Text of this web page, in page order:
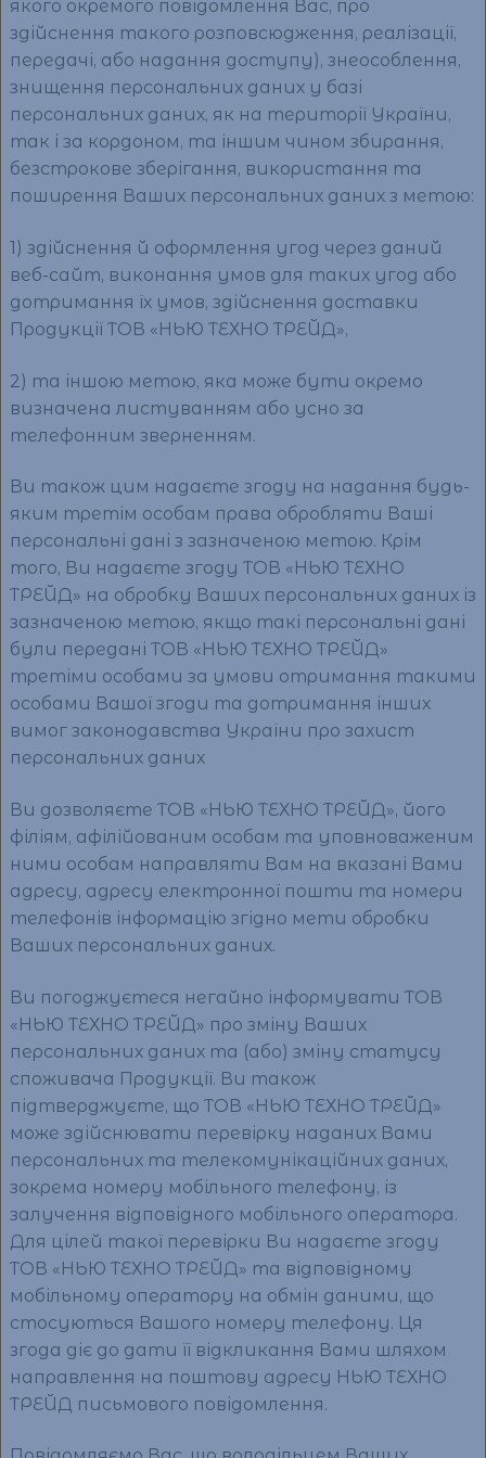
якого окремого повідомлення Вас, про
здійснення такого розповсюдження, реалізації,
передачі, або надання доступу), знеособлення,
знищення персональних даних у базі
персональних даних, як на території України,
так і за кордоном, та іншим чином збирання,
безстрокове зберігання, використання та
поширення Ваших персональних даних з метою:
1) здійснення й оформлення угод через даний
веб-сайт, виконання умов для таких угод або
дотримання їх умов, здійснення доставки
Продукції ТОВ «НЬЮ ТЕХНО ТРЕЙД»,
2) та іншою метою, яка може бути окремо
визначена листуванням або усно за
телефонним зверненням.
Ви також цим надаєте згоду на надання будь-
яким третім особам права обробляти Ваші
персональні дані з зазначеною метою. Крім
того, Ви надаєте згоду ТОВ «НЬЮ ТЕХНО
ТРЕЙД» на обробку Ваших персональних даних із
зазначеною метою, якщо такі персональні дані
були передані ТОВ «НЬЮ ТЕХНО ТРЕЙД»
третіми особами за умови отримання такими
особами Вашої згоди та дотримання інших
вимог законодавства України про захист
персональних даних
Ви дозволяєте ТОВ «НЬЮ ТЕХНО ТРЕЙД», його
філіям, афілійованим особам та уповноваженим
ними особам направляти Вам на вказані Вами
адресу, адресу електронної пошти та номери
телефонів інформацію згідно мети обробки
Ваших персональних даних.
Ви погоджуєтеся негайно інформувати ТОВ
«НЬЮ ТЕХНО ТРЕЙД» про зміну Ваших
персональних даних та (або) зміну статусу
споживача Продукції. Ви також
підтверджуєте, що ТОВ «НЬЮ ТЕХНО ТРЕЙД»
може здійснювати перевірку наданих Вами
персональних та телекомунікаційних даних,
зокрема номеру мобільного телефону, із
залучення відповідного мобільного оператора.
Для цілей такої перевірки Ви надаєте згоду
ТОВ «НЬЮ ТЕХНО ТРЕЙД» та відповідному
мобільному оператору на обмін даними, що
стосуються Вашого номеру телефону. Ця
згода діє до дати її відкликання Вами шляхом
направлення на поштову адресу НЬЮ ТЕХНО
ТРЕЙД письмового повідомлення.